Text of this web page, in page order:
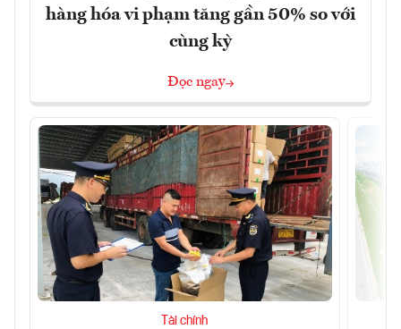
hàng hóa vi phạm tăng gần 50% so với
cùng kỳ
Đọc ngay
Tài chính